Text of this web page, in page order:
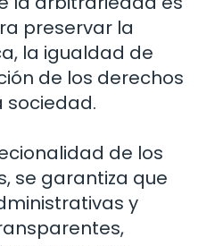
preservar la
la igualdad de
de los derechos
sociedad.
de los
se garantiza que
y